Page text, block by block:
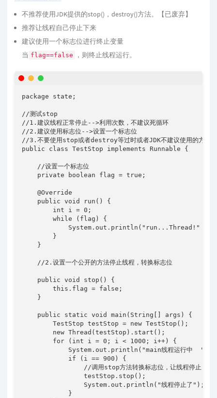
不推荐使用JDK提供的stop()，destroy()方法。【已废弃】
推荐让线程自己停止下来
建议使用一个标志位进行终止变量
当 flag==false ，则终止线程运行。
package state;
//测试stop
//1.建议线程正常停止-->利用次数，不建议死循环
//2.建议使用标志位-->设置一个标志位
//3.不要使用stop或者destroy等过时或者JDK不建议使用的方法
public class TestStop implements Runnable {
    //设置一个标志位
    private boolean flag = true;
    @Override
    public void run() {
        int i = 0;
        while (flag) {
System.out.println("run...Thread!" +
        }
    }
    //2.设置一个公开的方法停止线程，转换标志位
    public void stop() {
        this.flag = false;
    }
    public static void main(String[] args) {
        TestStop testStop = new TestStop();
        new Thread(testStop).start();
        for (int i = 0; i < 1000; i++) {
System.out.println("main线程运行中  " +
            if (i == 900) {
                //调用stop方法转换标志位，让线程停止
                testStop.stop();
                System.out.println("线程停止了");
            }